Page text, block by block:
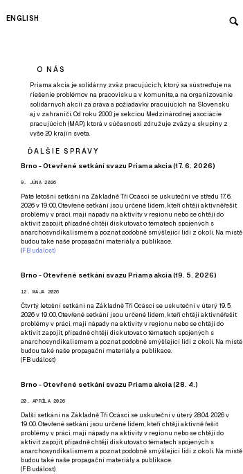
ENGLISH
O NÁS
Priama akcia je solidárny zväz pracujúcich, ktorý sa sústreďuje na
riešenie problémov na pracovisku a v komunite, a na organizovanie
solidárnych akcií za práva a požiadavky pracujúcich na Slovensku
aj v zahraničí. Od roku 2000 je sekciou Medzinárodnej asociácie
pracujúcich (MAP), ktorá v súčasnosti združuje zväzy a skupiny z
vyše 20 krajín sveta.
ĎALŠIE SPRÁVY
Brno - Otevřené setkání svazu Priama akcia (17. 6. 2026)
9. JÚNA 2026
Páté letošní setkání na Základně Tři Ocásci se uskuteční ve středu 17. 6.
2026 v 19:00. Otevřené setkání jsou určené lidem, kteří chtějí aktivněřešit
problémy v práci, mají nápady na aktivity v regionu nebo se chtějí do
aktivit zapojit, případně chtějí diskutovat o tématech spojených s
anarchosyndikalismem a poznat podobně smýšlející lidi z okolí. Na místě
budou také naše propagační materiály a publikace.
(FB událost)
Brno - Otevřené setkání svazu Priama akcia (19. 5. 2026)
12. MÁJA 2026
Čtvrtý letošní setkání na Základně Tři Ocásci se uskuteční v úterý 19. 5.
2026 v 19:00. Otevřené setkání jsou určené lidem, kteří chtějí aktivněřešit
problémy v práci, mají nápady na aktivity v regionu nebo se chtějí do
aktivit zapojit, případně chtějí diskutovat o tématech spojených s
anarchosyndikalismem a poznat podobně smýšlející lidi z okolí. Na místě
budou také naše propagační materiály a publikace.
(FB událost)
Brno - Otevřené setkání svazu Priama akcia (28. 4.)
20. APRÍLA 2026
Další setkání na Základně Tři Ocásci se uskuteční v úterý 28.04. 2026 v
19:00. Otevřené setkání jsou určené lidem, kteří chtějí aktivně řešit
problémy v práci, mají nápady na aktivity v regionu nebo se chtějí do
aktivit zapojit, případně chtějí diskutovat o tématech spojených s
anarchosyndikalismem a poznat podobně smýšlející lidi z okolí. Na místě
budou také naše propagační materiály a publikace.
(FB událost)